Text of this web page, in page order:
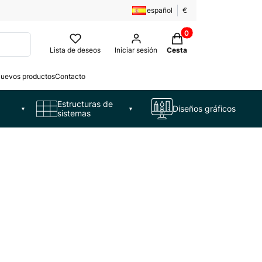
español €
Lista de deseos Iniciar sesión
Productos en la
Cesta
productosContacto
▼
Estructuras de
sistemas
▼ Diseños gráficos